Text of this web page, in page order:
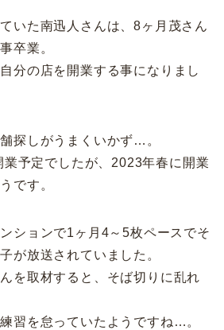
いた南迅人さんは、8ヶ月茂さん
卒業。
分の店を開業する事になりまし
探しがうまくいかず…。
予定でしたが、2023年春に開業
です。
ションで1ヶ月4～5枚ペースでそ
が放送されていました。
を取材すると、そば切りに乱れ
習を怠っていたようですね…。